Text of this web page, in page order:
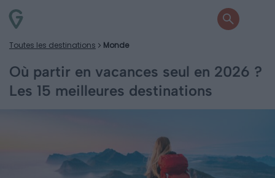
Toutes les destinations Monde
Où partir en vacances seul en 2026 ?
Les 15 meilleures destinations